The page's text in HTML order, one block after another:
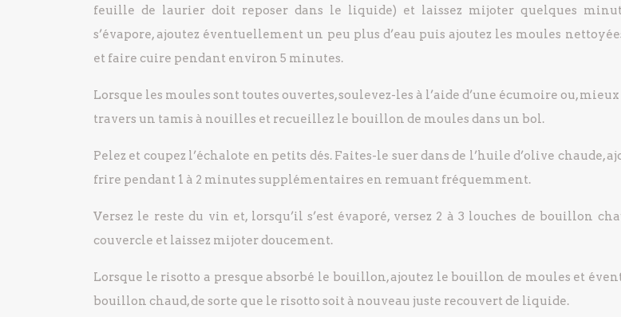
feuille de laurier doit reposer dans le liquide) et laissez mijoter quelques
s’évapore, ajoutez éventuellement un peu plus d’eau puis ajoutez les moules
et faire cuire pendant environ 5 minutes.
Lorsque les moules sont toutes ouvertes, soulevez-les à l’aide d’une écumoire ou,
travers un tamis à nouilles et recueillez le bouillon de moules dans un bol.
Pelez et coupez l’échalote en petits dés. Faites-le suer dans de l’huile d’olive chaude,
frire pendant 1 à 2 minutes supplémentaires en remuant fréquemment.
Versez le reste du vin et, lorsqu’il s’est évaporé, versez 2 à 3 louches de bouillon
couvercle et laissez mijoter doucement.
Lorsque le risotto a presque absorbé le bouillon, ajoutez le bouillon de moules et
bouillon chaud, de sorte que le risotto soit à nouveau juste recouvert de liquide.